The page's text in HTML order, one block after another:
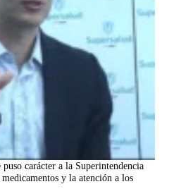
carácter a la Superintendencia
y la atención a los